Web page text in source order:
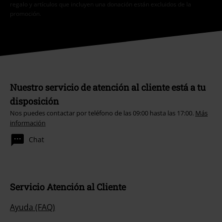
regalo y artículos que incluyen una donación están excluidos de la
promoción.
Nuestro servicio de atención al cliente está a tu
disposición
Nos puedes contactar por teléfono de las 09:00 hasta las 17:00. Más
información
Chat
Servicio Atención al Cliente
Ayuda (FAQ)